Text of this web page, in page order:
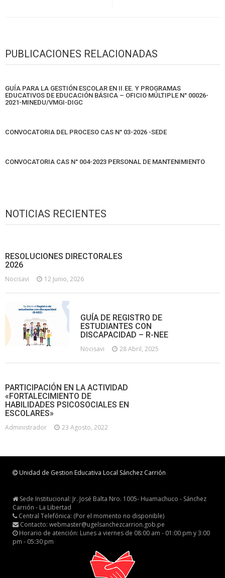
PUBLICACIONES RELACIONADAS
GUÍA PARA LA GESTIÓN ESCOLAR EN II.EE. Y PROGRAMAS
EDUCATIVOS DE EDUCACIÓN BÁSICA – OFICIO MÚLTIPLE N° 00026-
2021-MINEDU/VMGI-DIGC
CONVOCATORIA DEL PROCESO CAS N° 03-2026 -SEDE
CONVOCATORIA CAS N° 004-2023 PERSONAL DE MANTENIMIENTO
NOTICIAS RECIENTES
RESOLUCIONES DIRECTORALES
2026
Nocisavi 12 Junio, 2026
GUÍA DE REGISTRO DE
ESTUDIANTES CON
DISCAPACIDAD – R-NEE
Nocisavi 28 Abril, 2025
PARTICIPACIÓN EN LA ACTIVIDAD
«FORTALECIMIENTO DE
HABILIDADES PSICOSOCIALES EN
ESCOLARES»
Administrador 23 Agosto, 2022
Unidad de Gestion Educativa Local Sánchez Carrión
Sede Institucional: Jr. José Balta Nro. 1005- Huamachuco - Sánchez
Carrión - La Libertad
Central Telefónica: (Por el momento no disponible)
Contacto: webmaster@ugelsanchezcarrion.gob.pe
Horario de atención: Lunes a viernes de 08:00 am - 01:00 pm y 3:00
pm - 05:30 pm